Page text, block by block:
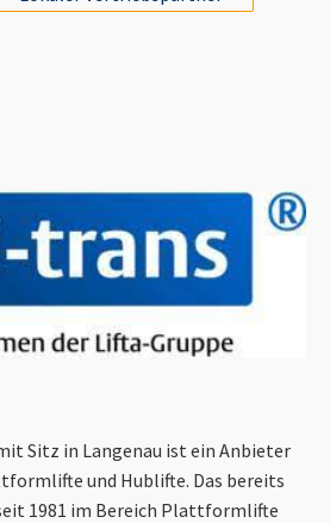
Sitz in Langenau ist ein Anbieter
und Hublifte. Das bereits
1981 im Bereich Plattformlifte